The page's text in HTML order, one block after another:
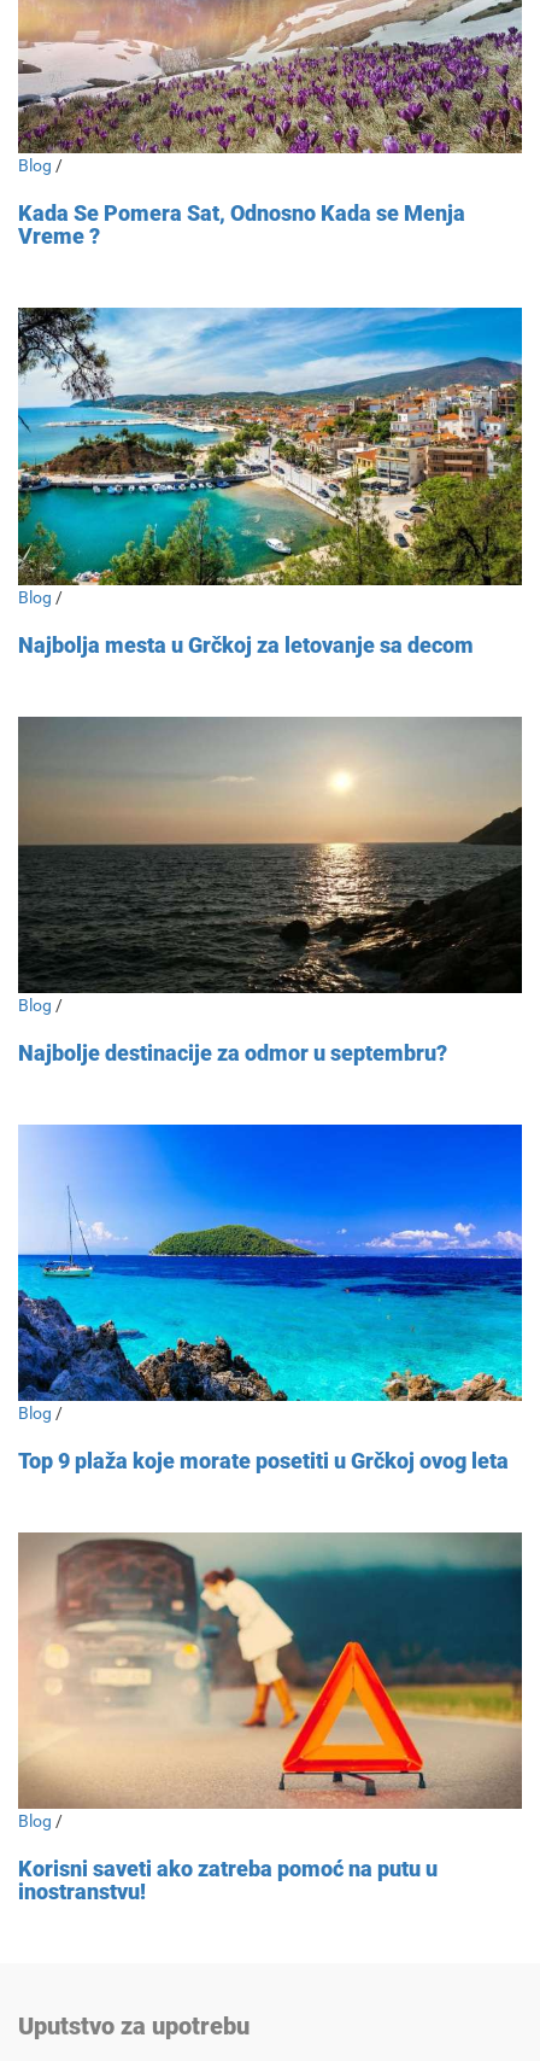
Blog /
Kada Se Pomera Sat, Odnosno Kada se Menja
Vreme ?
Blog /
Najbolja mesta u Grčkoj za letovanje sa decom
Blog /
Najbolje destinacije za odmor u septembru?
Blog /
Top 9 plaža koje morate posetiti u Grčkoj ovog leta
Blog /
Korisni saveti ako zatreba pomoć na putu u
inostranstvu!
Uputstvo za upotrebu